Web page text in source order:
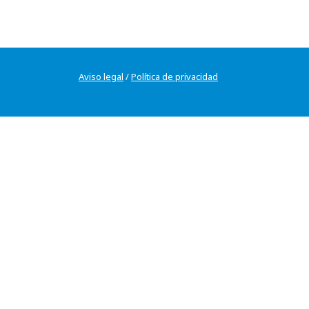
Aviso legal /Política de privacidad